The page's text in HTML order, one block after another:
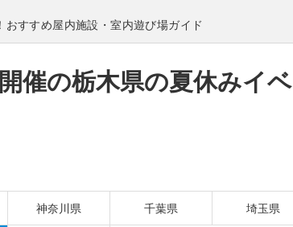
すすめ屋内施設・室内遊び場ガイド
催の栃木県の夏休みイベ
神奈川県 千葉県 埼玉県